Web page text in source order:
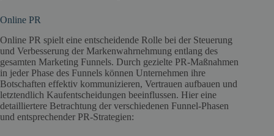
Online PR
Online PR spielt eine entscheidende Rolle bei der Steuerung
und Verbesserung der Markenwahrnehmung entlang des
gesamten Marketing Funnels. Durch gezielte PR-Maßnahmen
in jeder Phase des Funnels können Unternehmen ihre
Botschaften effektiv kommunizieren, Vertrauen aufbauen und
letztendlich Kaufentscheidungen beeinflussen. Hier eine
detailliertere Betrachtung der verschiedenen Funnel-Phasen
und entsprechender PR-Strategien: